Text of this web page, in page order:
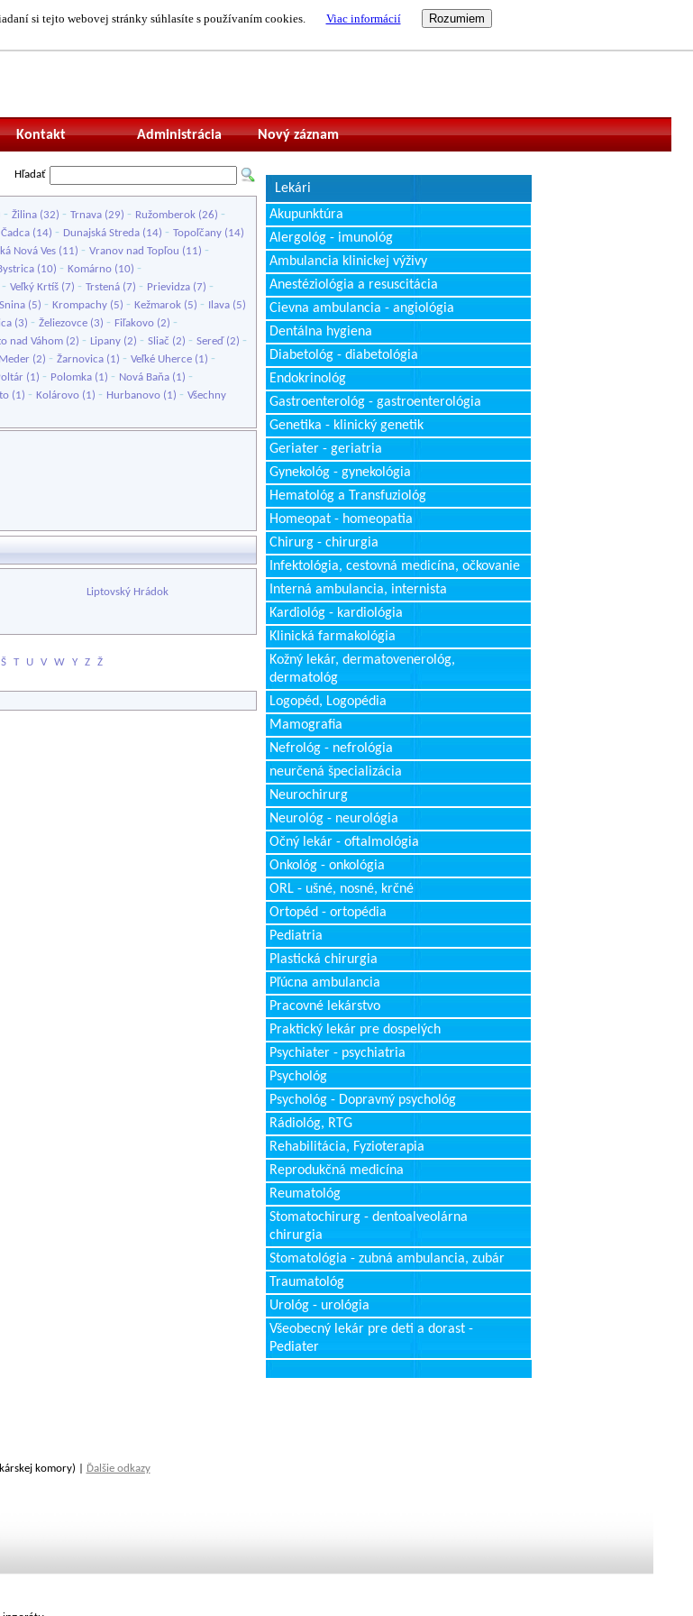
si tejto webovej stránky súhlasíte s používaním cookies. Viac informácií
Nový záznam
Administrácia
Kontakt
Hľadať
- Žilina (32) - Trnava (29) - Ružomberok (26) -
Čadca (14) - Dunajská Streda (14) - Topoľčany (14)
Nová Ves (11) - Vranov nad Topľou (11) -
(10) - Komárno (10) -
- Veľký Krtíš (7) - Trstená (7) - Prievidza (7) -
Snina (5) - Krompachy (5) - Kežmarok (5) - Ilava (5)
(3) - Želiezovce (3) - Fiľakovo (2) -
nad Váhom (2) - Lipany (2) - Sliač (2) - Sereď(2) -
(2) - Žarnovica (1) - Veľké Uherce (1) -
(1) - Polomka (1) - Nová Baňa (1) -
(1) - Kolárovo (1) - Hurbanovo (1) - Všechny
Liptovský Hrádok
Š T U V W Y Z Ž
Lekári
Akupunktúra
Alergológ - imunológ
Ambulancia klinickej výživy
Anestéziológia a resuscitácia
Cievna ambulancia - angiológia
Dentálna hygiena
Diabetológ - diabetológia
Endokrinológ
Gastroenterológ - gastroenterológia
Genetika - klinický genetik
Geriater - geriatria
Gynekológ - gynekológia
Hematológ a Transfuziológ
Homeopat - homeopatia
Chirurg - chirurgia
Infektológia, cestovná medicína, očkovanie
Interná ambulancia, internista
Kardiológ - kardiológia
Klinická farmakológia
Kožný lekár, dermatovenerológ,
dermatológ
Logopéd, Logopédia
Mamografia
Nefrológ - nefrológia
neurčená špecializácia
Neurochirurg
Neurológ - neurológia
Očný lekár - oftalmológia
Onkológ - onkológia
ORL - ušné, nosné, krčné
Ortopéd - ortopédia
Pediatria
Plastická chirurgia
Pľúcna ambulancia
Pracovné lekárstvo
Praktický lekár pre dospelých
Psychiater - psychiatria
Psychológ
Psychológ - Dopravný psychológ
Rádiológ, RTG
Rehabilitácia, Fyzioterapia
Reprodukčná medicína
Reumatológ
Stomatochirurg - dentoalveolárna
chirurgia
Stomatológia - zubná ambulancia, zubár
Traumatológ
Urológ - urológia
Všeobecný lekár pre deti a dorast -
Pediater
komory) | Ďalšie odkazy